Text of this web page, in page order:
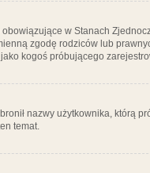
w Stanach
zgodę rodziców lub
kogoś próbującego
nazwy użytkownika, którą
temat.